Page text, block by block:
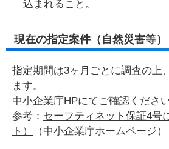
込まれること。
現在の指定案件（自然災害等）
指定期間は3ヶ月ごとに調査の上
ます。
中小企業庁HPにてご確認ください
参考： セーフティネット保証4号
ト）
（中小企業庁ホームページ）